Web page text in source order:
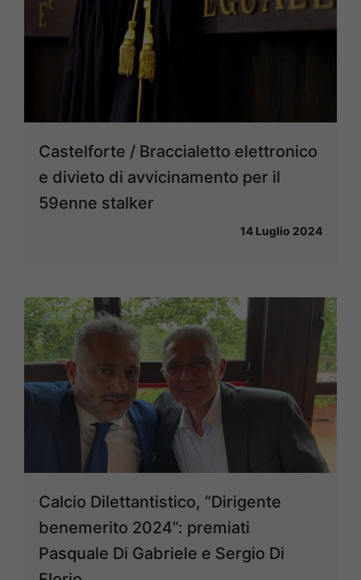
Castelforte / Braccialetto elettronico
e divieto di avvicinamento per il
59enne stalker
14 Luglio 2024
Calcio Dilettantistico, “Dirigente
benemerito 2024”: premiati
Pasquale Di Gabriele e Sergio Di